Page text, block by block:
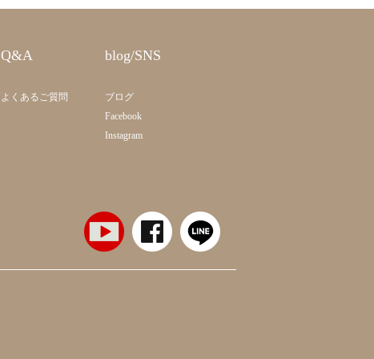
Q&A
よくあるご質問
blog/SNS
ブログ
Facebook
Instagram